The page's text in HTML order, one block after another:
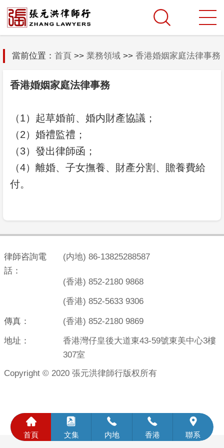
當前位置： 首頁>> 業務領域>> 香港婚姻家庭法律事務
香港婚姻家庭法律事務
（1）起草婚前、婚内財產協議；
（2）婚禮監禮；
（3）發出律師函；
（4）離婚、子女撫養、財產分割、贍養費給
付。
律師咨詢電
話：
(内地) 86-13825288587
(香港) 852-2180 9868
(香港) 852-5633 9306
傳真： (香港) 852-2180 9869
地址：
香港灣仔皇後大道東43-59號東美中心3樓
307室
Copyright © 2020 張元洪律師行版权所有

首頁

文集

内地

香港

聯系